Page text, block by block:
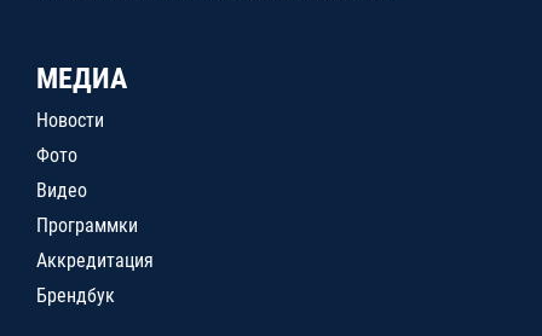
МЕДИА
Новости
Фото
Видео
Программки
Аккредитация
Брендбук